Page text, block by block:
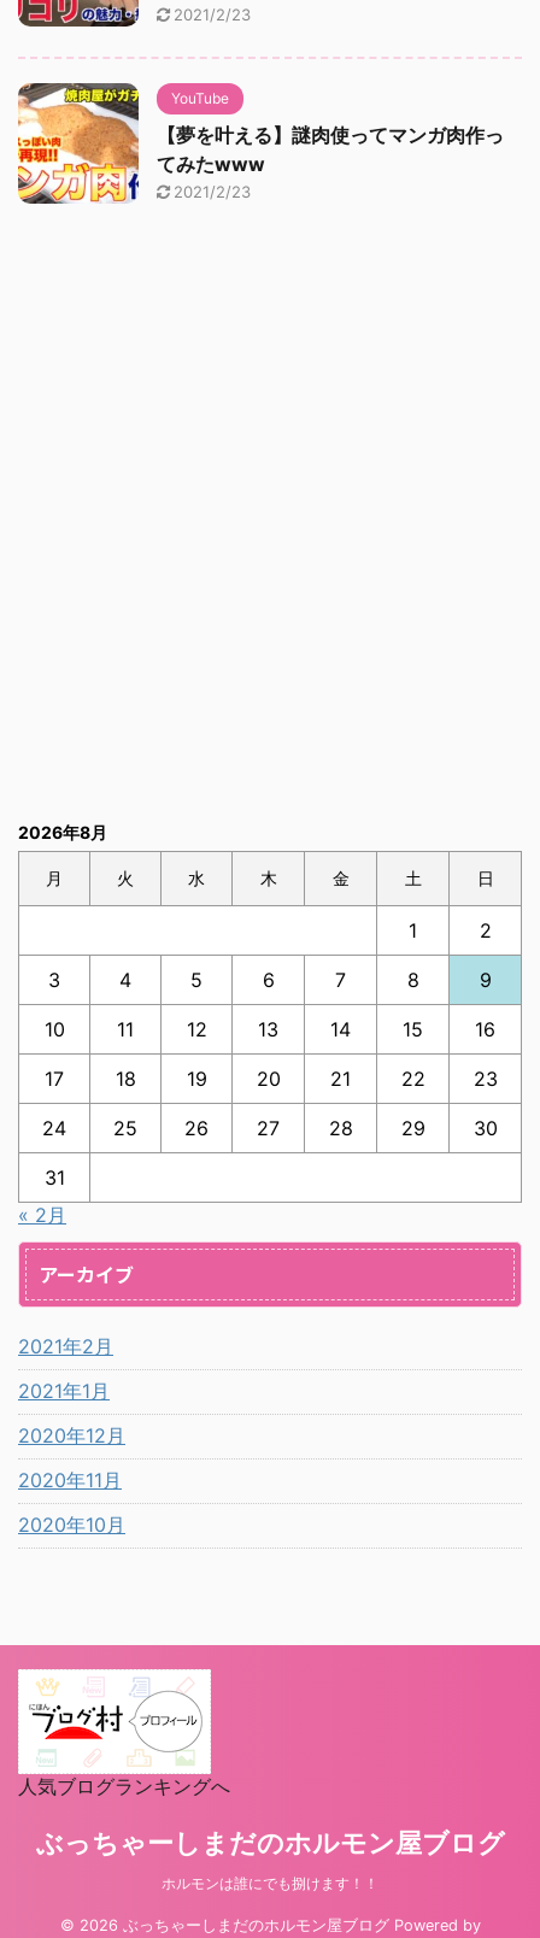
2021/2/23
YouTube
【夢を叶える】謎肉使ってマンガ肉作っ
てみたwww
2021/2/23
2026年8月
月 火 水 木 金 土 日
1 2
3 4 5 6 7 8 9
10 11 12 13 14 15 16
17 18 19 20 21 22 23
24 25 26 27 28 29 30
31
« 2月
アーカイブ
2021年2月
2021年1月
2020年12月
2020年11月
2020年10月
人気ブログランキングへ
ぶっちゃーしまだのホルモン屋ブログ
ホルモンは誰にでも捌けます！！
© 2026 ぶっちゃーしまだのホルモン屋ブログ Powered by